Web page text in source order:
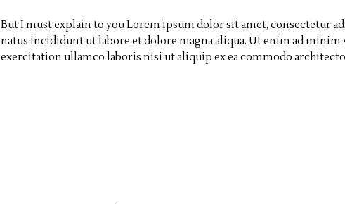
But I must explain to you Lorem ipsum dolor sit amet, consectetur
natus incididunt ut labore et dolore magna aliqua. Ut enim ad minim
exercitation ullamco laboris nisi ut aliquip ex ea commodo